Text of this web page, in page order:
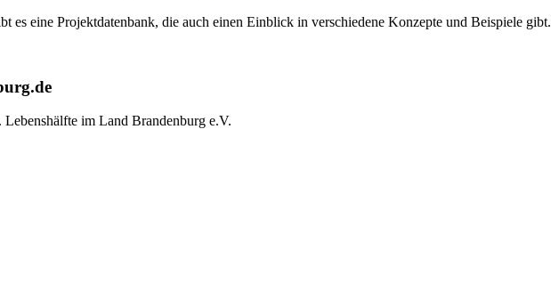
es eine Projektdatenbank, die auch einen Einblick in verschiedene Konzepte und Beispiele gibt.
im Land Brandenburg e.V.